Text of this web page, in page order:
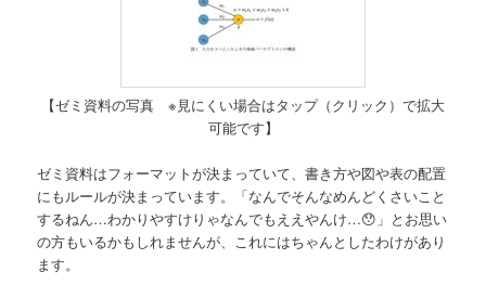
【ゼミ資料の写真 ※見にくい場合はタップ（クリック）で拡大
可能です】
ゼミ資料はフォーマットが決まっていて、書き方や図や表の配置
にもルールが決まっています。「なんでそんなめんどくさいこと
するねん…わかりやすけりゃなんでもええやんけ…😯」とお思い
の方もいるかもしれませんが、これにはちゃんとしたわけがあり
ます。